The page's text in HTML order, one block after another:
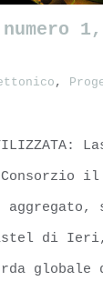
numero 1,
numero
,
di Ieri,
globale